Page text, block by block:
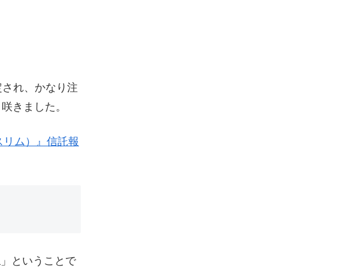
れ、かなり注
きました。
ム）』信託報
ということで